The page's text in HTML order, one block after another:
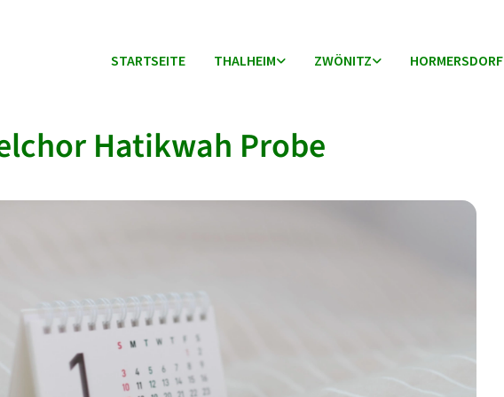
STARTSEITE THALHEIM ZWÖNITZ HORMERSDORF
Hatikwah Probe